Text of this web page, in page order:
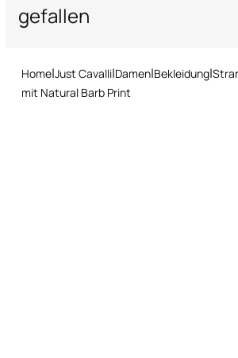
Ideal für exklusive Strandclubs und
Kombinieren Sie ihn mit einer Oversize-
Rückgabeservice: Sie haben 15 Tage ab
schnelles und einfaches Rückgabeverfahren
gefallen
Home Just Cavalli Damen Bekleidung
mit Natural Barb Print